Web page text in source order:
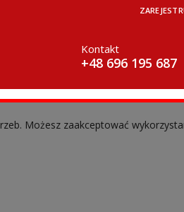
Kontakt
+48 696 195 687
Możesz zaakceptować